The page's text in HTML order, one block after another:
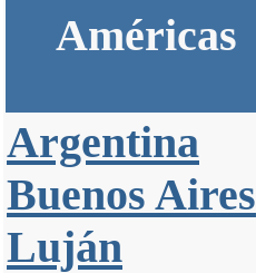
Américas
Argentina
Buenos Aires
Luján